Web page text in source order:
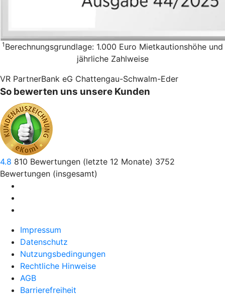
1 Berechnungsgrundlage: 1.000 Euro Mietkautionshöhe und
jährliche Zahlweise
VR PartnerBank eG Chattengau-Schwalm-Eder
So bewerten uns unsere Kunden
4.8 810 Bewertungen (letzte 12 Monate) 3752
Bewertungen (insgesamt)
Impressum
Datenschutz
Nutzungsbedingungen
Rechtliche Hinweise
AGB
Barrierefreiheit